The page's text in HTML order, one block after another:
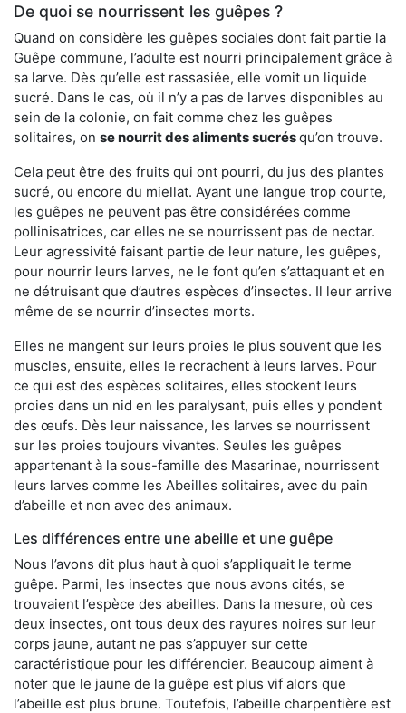
De quoi se nourrissent les guêpes ?
Quand on considère les guêpes sociales dont fait partie la
Guêpe commune, l’adulte est nourri principalement grâce à
sa larve. Dès qu’elle est rassasiée, elle vomit un liquide
sucré. Dans le cas, où il n’y a pas de larves disponibles au
sein de la colonie, on fait comme chez les guêpes
solitaires, on se nourrit des aliments sucrésqu’on trouve.
Cela peut être des fruits qui ont pourri, du jus des plantes
sucré, ou encore du miellat. Ayant une langue trop courte,
les guêpes ne peuvent pas être considérées comme
pollinisatrices, car elles ne se nourrissent pas de nectar.
Leur agressivité faisant partie de leur nature, les guêpes,
pour nourrir leurs larves, ne le font qu’en s’attaquant et en
ne détruisant que d’autres espèces d’insectes. Il leur arrive
même de se nourrir d’insectes morts.
Elles ne mangent sur leurs proies le plus souvent que les
muscles, ensuite, elles le recrachent à leurs larves. Pour
ce qui est des espèces solitaires, elles stockent leurs
proies dans un nid en les paralysant, puis elles y pondent
des œufs. Dès leur naissance, les larves se nourrissent
sur les proies toujours vivantes. Seules les guêpes
appartenant à la sous-famille des Masarinae, nourrissent
leurs larves comme les Abeilles solitaires, avec du pain
d’abeille et non avec des animaux.
Les différences entre une abeille et une guêpe
Nous l’avons dit plus haut à quoi s’appliquait le terme
guêpe. Parmi, les insectes que nous avons cités, se
trouvaient l’espèce des abeilles. Dans la mesure, où ces
deux insectes, ont tous deux des rayures noires sur leur
corps jaune, autant ne pas s’appuyer sur cette
caractéristique pour les différencier. Beaucoup aiment à
noter que le jaune de la guêpe est plus vif alors que
l’abeille est plus brune. Toutefois, l’abeille charpentière est